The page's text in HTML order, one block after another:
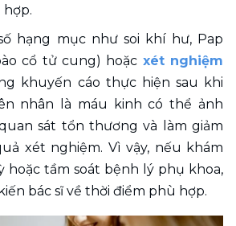
hạng mục như soi khí hư, Pap
cổ tử cung) hoặc xét nghiệm
khuyến cáo thực hiện sau khi
nhân là máu kinh có thể ảnh
sát tổn thương và làm giảm
xét nghiệm. Vì vậy, nếu khám
hoặc tầm soát bệnh lý phụ khoa,
bác sĩ về thời điểm phù hợp.